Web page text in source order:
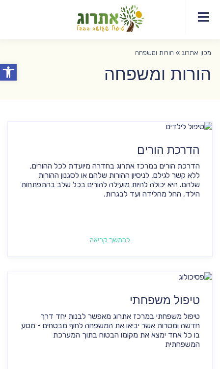
פתח
אודות
תחומי
הטיפול
מידע
מקצועי
EDT
לפסיכותרפיסטים
מכון אתרוג » הורות ומשפחה
הורות ומשפחה
הדרכת הורים
הדרכת הורים במרכז אתרוג בחדרה מיועדת לכל ההורים,
ללא קשר לגילם, לניסיון ההורות שלהם או לסגנון ההורות
שלהם. היא יכולה להיות מועילה להורים בכל שלב בהתפתחות
הילד, החל מהלידה ועד לבגרות.
להמשך קריאה
טיפול משפחתי
טיפול משפחתי במרכז אתרוג מאפשר לבנות יחד דרך
חדשה ומטרות אשר יביאו את המשפחה לחוף מבטחים - מסע
בו כל אחד ימצא את מקומו הבטוח בתוך המערכת
המשפחתית